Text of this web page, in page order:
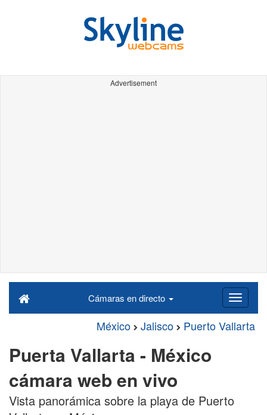
Advertisement
Cámaras en directo
México Jalisco Puerto Vallarta
Puerta Vallarta - México
cámara web en vivo
Vista panorámica sobre la playa de Puerto